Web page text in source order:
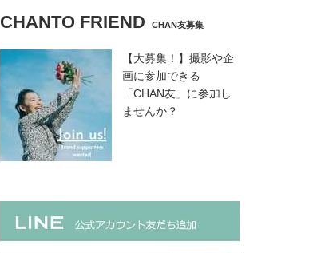
CHANTO FRIEND CHAN友募集
【大募集！】撮影や企
画に参加できる
「CHAN友」に参加し
ませんか？